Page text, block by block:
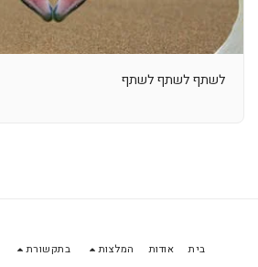
לשתף לשתף לשתף
בית אודות המלצות בתקשורת